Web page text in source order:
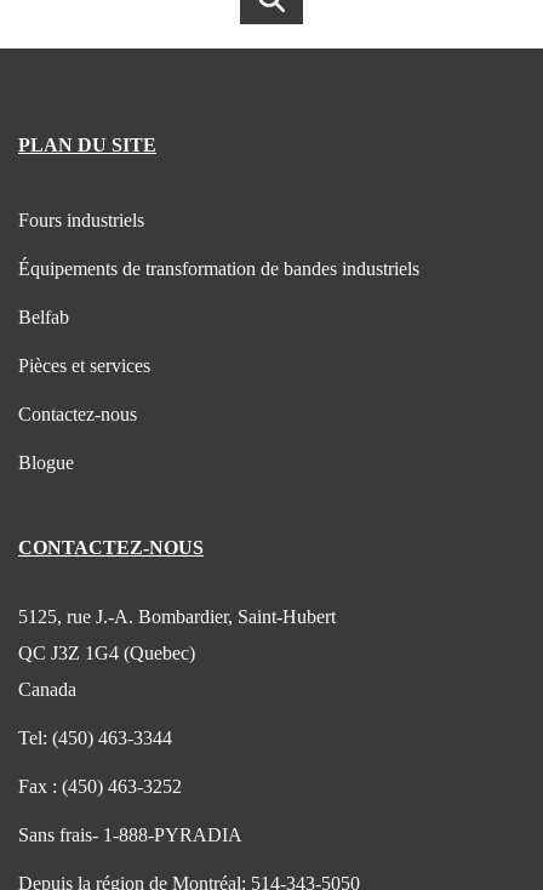
PLAN DU SITE
Fours industriels
Équipements de transformation de bandes industriels
Belfab
Pièces et services
Contactez-nous
Blogue
CONTACTEZ-NOUS
5125, rue J.-A. Bombardier, Saint-Hubert
QC J3Z 1G4 (Quebec)
Canada
Tel: (450) 463-3344
Fax : (450) 463-3252
Sans frais- 1-888-PYRADIA
Depuis la région de Montréal: 514-343-5050